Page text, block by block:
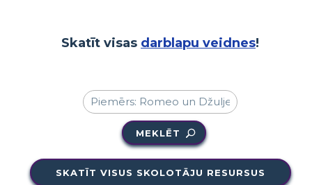
Skatīt visas darblapu veidnes!
MEKLĒT
SKATĪT VISUS SKOLOTĀJU RESURSUS